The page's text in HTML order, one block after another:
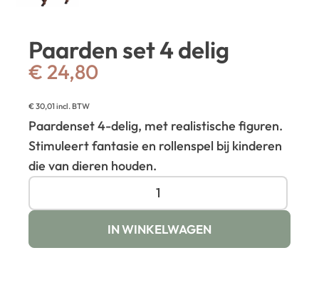
Paarden set 4 delig
€ 24,80
€30,01 incl. BTW
Paardenset 4-delig, met realistische figuren.
Stimuleert fantasie en rollenspel bij kinderen
die van dieren houden.
IN WINKELWAGEN